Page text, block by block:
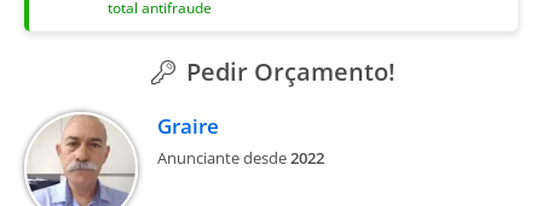
total antifraude
Pedir Orçamento!
Graire
Anunciante desde2022